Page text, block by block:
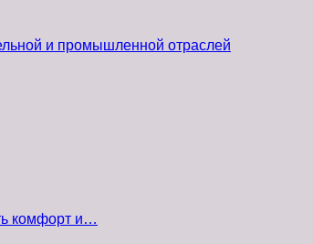
и промышленной отраслей
комфорт и…